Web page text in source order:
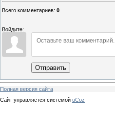
Всего комментариев: 0
Войдите:
Отправить
Полная версия сайта
Сайт управляется системой uCoz